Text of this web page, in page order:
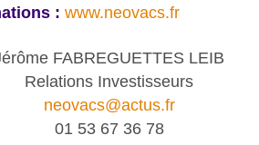
: www.neovacs.fr
FABREGUETTES LEIB
Relations Investisseurs
neovacs@actus.fr
01 53 67 36 78